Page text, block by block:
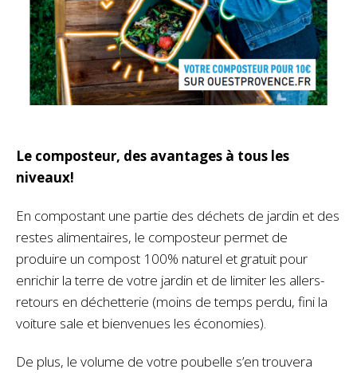
Le composteur, des avantages à tous les
niveaux!
En compostant une partie des déchets de jardin et des
restes alimentaires, le composteur permet de
produire un compost 100% naturel et gratuit pour
enrichir la terre de votre jardin et de limiter les allers-
retours en déchetterie (moins de temps perdu, fini la
voiture sale et bienvenues les économies).
De plus, le volume de votre poubelle s’en trouvera